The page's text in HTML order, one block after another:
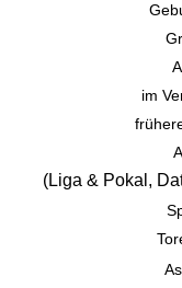
im
(Liga & Pokal,